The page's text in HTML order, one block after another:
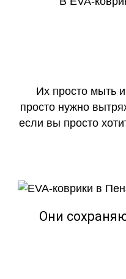
Их просто мыть
просто нужно
если вы просто
Они